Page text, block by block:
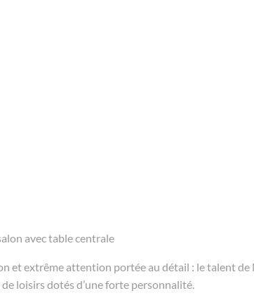
avec table centrale
et extrême attention portée au détail : le talent de
loisirs dotés d’une forte personnalité.